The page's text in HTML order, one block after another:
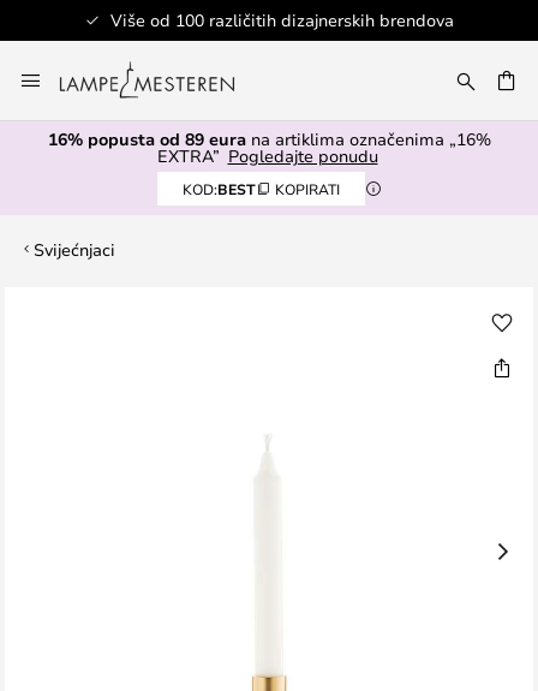
Više od 100 različitih dizajnerskih brendova
to
Content
16% popusta od 89 eurana artiklima označenima „16%
EXTRA” Pogledajte ponudu
KOD:BEST KOPIRATI
Svijećnjaci